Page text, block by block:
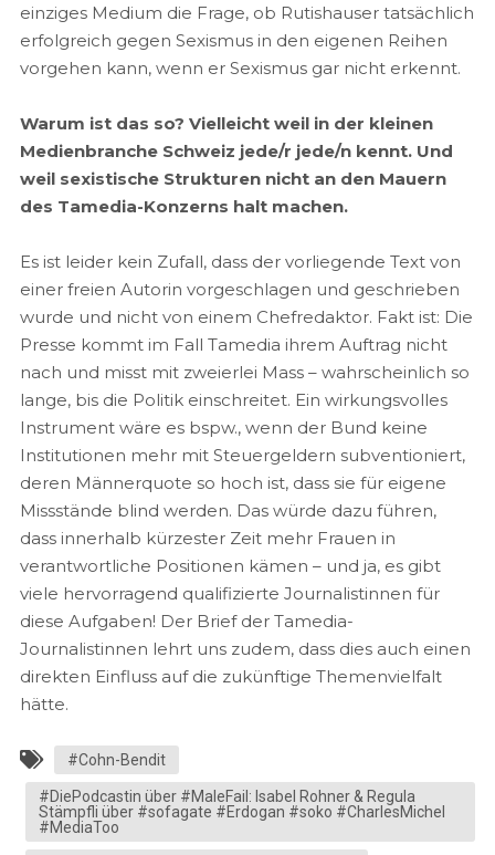
einziges Medium die Frage, ob Rutishauser tatsächlich
erfolgreich gegen Sexismus in den eigenen Reihen
vorgehen kann, wenn er Sexismus gar nicht erkennt.
Warum ist das so? Vielleicht weil in der kleinen
Medienbranche Schweiz jede/r jede/n kennt. Und
weil sexistische Strukturen nicht an den Mauern
des Tamedia-Konzerns halt machen.
Es ist leider kein Zufall, dass der vorliegende Text von
einer freien Autorin vorgeschlagen und geschrieben
wurde und nicht von einem Chefredaktor. Fakt ist: Die
Presse kommt im Fall Tamedia ihrem Auftrag nicht
nach und misst mit zweierlei Mass – wahrscheinlich so
lange, bis die Politik einschreitet. Ein wirkungsvolles
Instrument wäre es bspw., wenn der Bund keine
Institutionen mehr mit Steuergeldern subventioniert,
deren Männerquote so hoch ist, dass sie für eigene
Missstände blind werden. Das würde dazu führen,
dass innerhalb kürzester Zeit mehr Frauen in
verantwortliche Positionen kämen – und ja, es gibt
viele hervorragend qualifizierte Journalistinnen für
diese Aufgaben! Der Brief der Tamedia-
Journalistinnen lehrt uns zudem, dass dies auch einen
direkten Einfluss auf die zukünftige Themenvielfalt
hätte.
#Cohn-Bendit
#DiePodcastin über #MaleFail: Isabel Rohner & Regula
Stämpfli über #sofagate #Erdogan #soko #CharlesMichel
#MediaToo